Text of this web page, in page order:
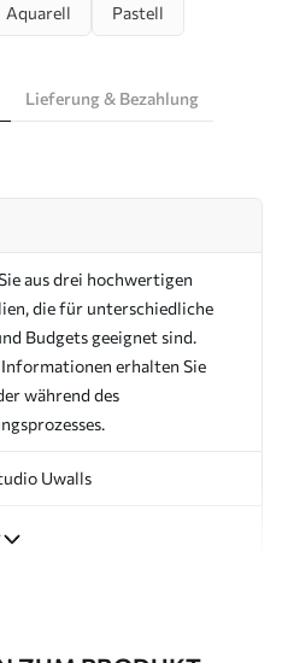
Aquarell Pastell
Lieferung & Bezahlung
aus drei hochwertigen
die für unterschiedliche
Budgets geeignet sind.
erhalten Sie
während des
Uwalls